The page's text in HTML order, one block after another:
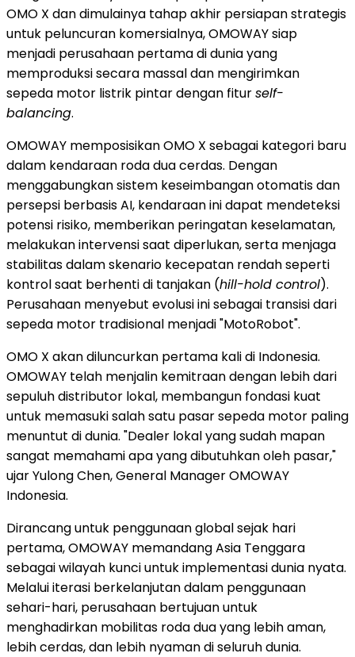
OMO X dan dimulainya tahap akhir persiapan strategis
untuk peluncuran komersialnya, OMOWAY siap
menjadi perusahaan pertama di dunia yang
memproduksi secara massal dan mengirimkan
sepeda motor listrik pintar dengan fiturself-
balancing.
OMOWAY memposisikan OMO X sebagai kategori baru
dalam kendaraan roda dua cerdas. Dengan
menggabungkan sistem keseimbangan otomatis dan
persepsi berbasis AI, kendaraan ini dapat mendeteksi
potensi risiko, memberikan peringatan keselamatan,
melakukan intervensi saat diperlukan, serta menjaga
stabilitas dalam skenario kecepatan rendah seperti
kontrol saat berhenti di tanjakan (hill-hold control).
Perusahaan menyebut evolusi ini sebagai transisi dari
sepeda motor tradisional menjadi "MotoRobot".
OMO X akan diluncurkan pertama kali di Indonesia.
OMOWAY telah menjalin kemitraan dengan lebih dari
sepuluh distributor lokal, membangun fondasi kuat
untuk memasuki salah satu pasar sepeda motor paling
menuntut di dunia. "Dealer lokal yang sudah mapan
sangat memahami apa yang dibutuhkan oleh pasar,"
ujar Yulong Chen, General Manager OMOWAY
Indonesia.
Dirancang untuk penggunaan global sejak hari
pertama, OMOWAY memandang Asia Tenggara
sebagai wilayah kunci untuk implementasi dunia nyata.
Melalui iterasi berkelanjutan dalam penggunaan
sehari-hari, perusahaan bertujuan untuk
menghadirkan mobilitas roda dua yang lebih aman,
lebih cerdas, dan lebih nyaman di seluruh dunia.